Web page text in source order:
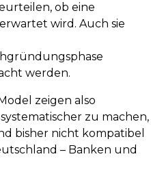
ob eine
wird. Auch sie
werden.
zeigen also
zu machen,
bisher nicht kompatibel
– Banken und